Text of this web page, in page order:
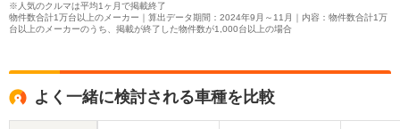
※人気のクルマは平均1ヶ月で掲載終了
物件数合計1万台以上のメーカー｜算出データ期間：2024年9月～11月｜内容：物件数合計1万
台以上のメーカーのうち、掲載が終了した物件数が1,000台以上の場合
よく一緒に検討される車種を比較